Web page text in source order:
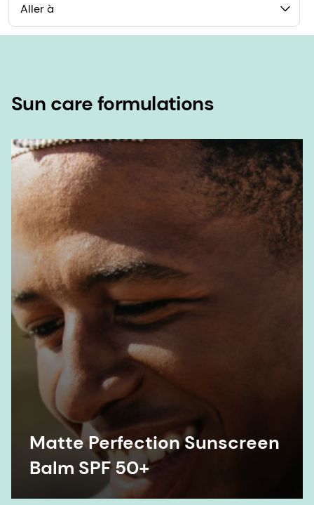
Aller à
Sun care formulations
Matte Perfection Sunscreen
Balm SPF 50+